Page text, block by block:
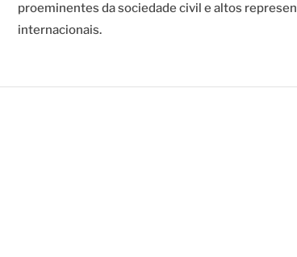
proeminentes da sociedade civil e altos
internacionais.